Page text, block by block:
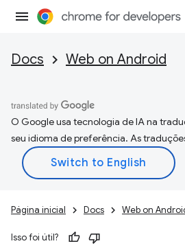
Docs Web on Android
O Google usa tecnologia de IA na
seu idioma de preferência. As
Página inicial Docs Web on
Isso foi útil?